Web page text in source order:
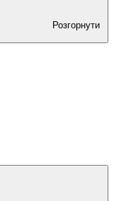
Розгорнути